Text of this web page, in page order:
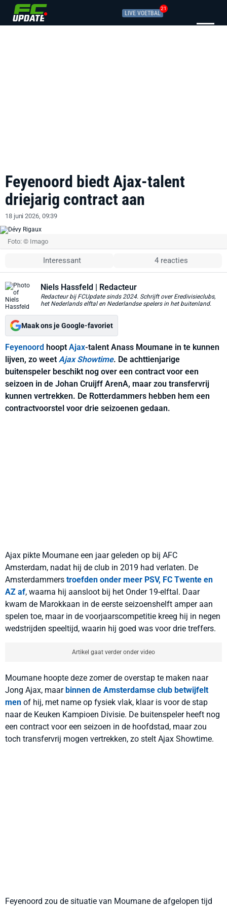
LIVE VOETBAL
21
Feyenoord biedt Ajax-talent
driejarig contract aan
18 juni 2026, 09:39
Foto: © Imago
Interessant 4 reacties
Niels Hassfeld | Redacteur
Redacteur bij FCUpdate sinds 2024. Schrijft over Eredivisieclubs,
het Nederlands elftal en Nederlandse spelers in het buitenland.
Maak ons je Google-favoriet
Feyenoord hoopt Ajax-talent Anass Moumane in te kunnen
lijven, zo weet Ajax Showtime. De achttienjarige
buitenspeler beschikt nog over een contract voor een
seizoen in de Johan Cruijff ArenA, maar zou transfervrij
kunnen vertrekken. De Rotterdammers hebben hem een
contractvoorstel voor drie seizoenen gedaan.
Ajax pikte Moumane een jaar geleden op bij AFC
Amsterdam, nadat hij de club in 2019 had verlaten. De
Amsterdammers troefden onder meer PSV, FC Twente en
AZ af, waarna hij aansloot bij het Onder 19-elftal. Daar
kwam de Marokkaan in de eerste seizoenshelft amper aan
spelen toe, maar in de voorjaarscompetitie kreeg hij in negen
wedstrijden speeltijd, waarin hij goed was voor drie treffers.
Artikel gaat verder onder video
Moumane hoopte deze zomer de overstap te maken naar
Jong Ajax, maarbinnen de Amsterdamse club betwijfelt
men of hij, met name op fysiek vlak, klaar is voor de stap
naar de Keuken Kampioen Divisie. De buitenspeler heeft nog
een contract voor een seizoen in de hoofdstad, maar zou
toch transfervrij mogen vertrekken, zo stelt Ajax Showtime.
Feyenoord zou de situatie van Moumane de afgelopen tijd